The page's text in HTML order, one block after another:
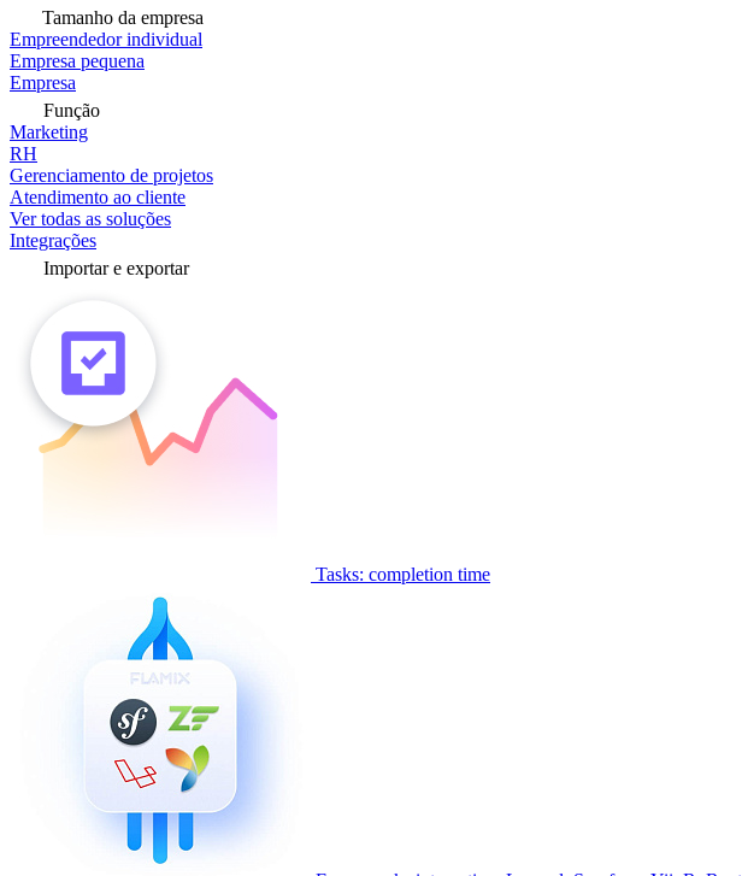
Tamanho da empresa
Empreendedor individual
Empresa pequena
Empresa
Função
Marketing
RH
Gerenciamento de projetos
Atendimento ao cliente
Ver todas as soluções
Integrações
Importar e exportar
Tasks: completion time